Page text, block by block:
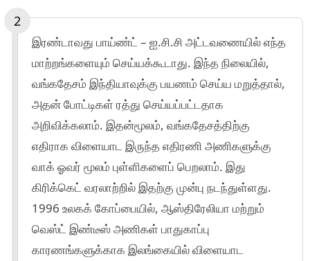
இரண்டாவது பாய்ண்ட் – ஐ.சி.சி அட்டவணையில் எந்த
மாற்றங்களையும் செய்யக்கூடாது. இந்த நிலையில்,
வங்கதேசம் இந்தியாவுக்கு பயணம் செய்ய மறுத்தால்,
அதன் போட்டிகள் ரத்து செய்யப்பட்டதாக
அறிவிக்கலாம். இதன்மூலம், வங்கதேசத்திற்கு
எதிராக விளையாட இருந்த எதிரணி அணிகளுக்கு
வாக் ஓவர் மூலம் புள்ளிகளைப் பெறலாம். இது
கிரிக்கெட் வரலாற்றில் இதற்கு முன்பு நடந்துள்ளது.
1996 உலகக் கோப்பையில், ஆஸ்திரேலியா மற்றும்
வெஸ்ட் இண்டீஸ் அணிகள் பாதுகாப்பு
காரணங்களுக்காக இலங்கையில் விளையாட